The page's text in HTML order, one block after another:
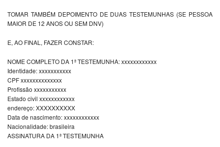
TOMAR TAMBÉM DEPOIMENTO DE DUAS TESTEMUNHAS (SE PESSOA
MAIOR DE 12 ANOS OU SEM DNV)
E, AO FINAL, FAZER CONSTAR:
NOME COMPLETO DA 1ª TESTEMUNHA: xxxxxxxxxxxx
Identidade: xxxxxxxxxxx
CPF xxxxxxxxxxxxxx
Profissão xxxxxxxxxxx
Estado civil xxxxxxxxxxxx
endereço: XXXXXXXXXX
Data de nascimento: xxxxxxxxxxxx
Nacionalidade: brasileira
ASSINATURA DA 1ª TESTEMUNHA